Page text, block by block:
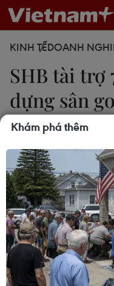
KINH TẾDOANH
SHB tài trợ
dựng sân
Bình
Thúy Hà
27/08/2018 08:34
SHB cấp gói tín
đồng để triển khai
Trường Thịnh tại xã
tỉnh Quảng Bình.
Khám phá thêm